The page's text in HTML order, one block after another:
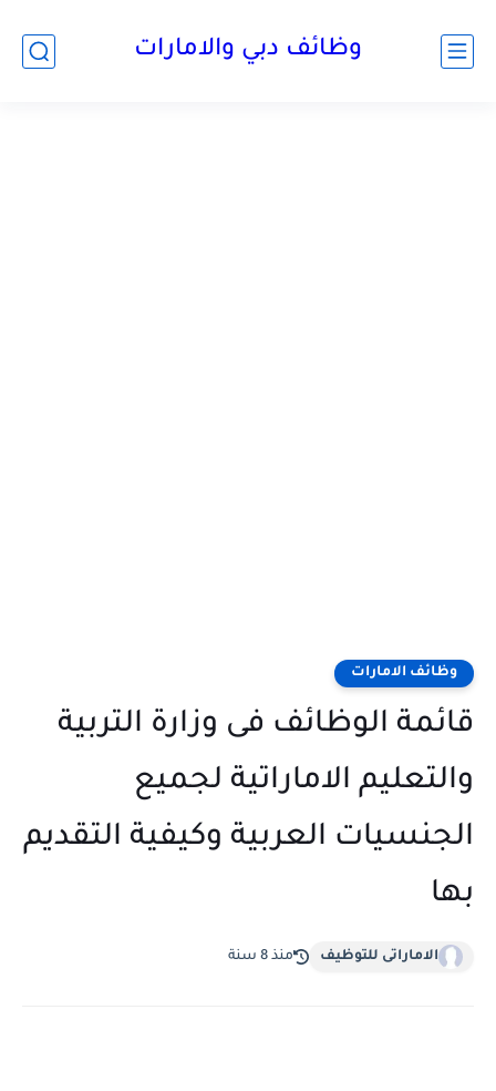
وظائف دبي والامارات
وظائف الامارات
قائمة الوظائف فى وزارة التربية
والتعليم الاماراتية لجميع
الجنسيات العربية وكيفية التقديم
بها
الاماراتى للتوظيف منذ 8 سنة